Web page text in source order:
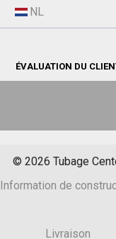
ÉVALUATION DU
© 2026 Tubage
Information de
Livraison